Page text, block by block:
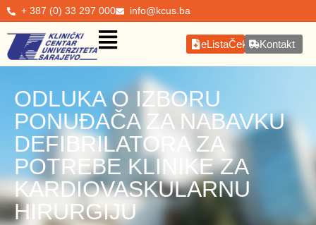
+ 387 (0) 33 297 000 info@kcus.ba
eListaČekanjaKontakt
ODLUKA O IZBORU
PONUĐAČA ZA NABAVKU
DEFIBRILATORA ZA
POTREBE KLINIKE ZA
KARDIOVASKULARNU
HIRURGIJU